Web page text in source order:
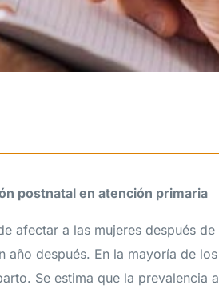
postnatal en atención primaria
afectar a las mujeres después de
año después. En la mayoría de los
Se estima que la prevalencia a